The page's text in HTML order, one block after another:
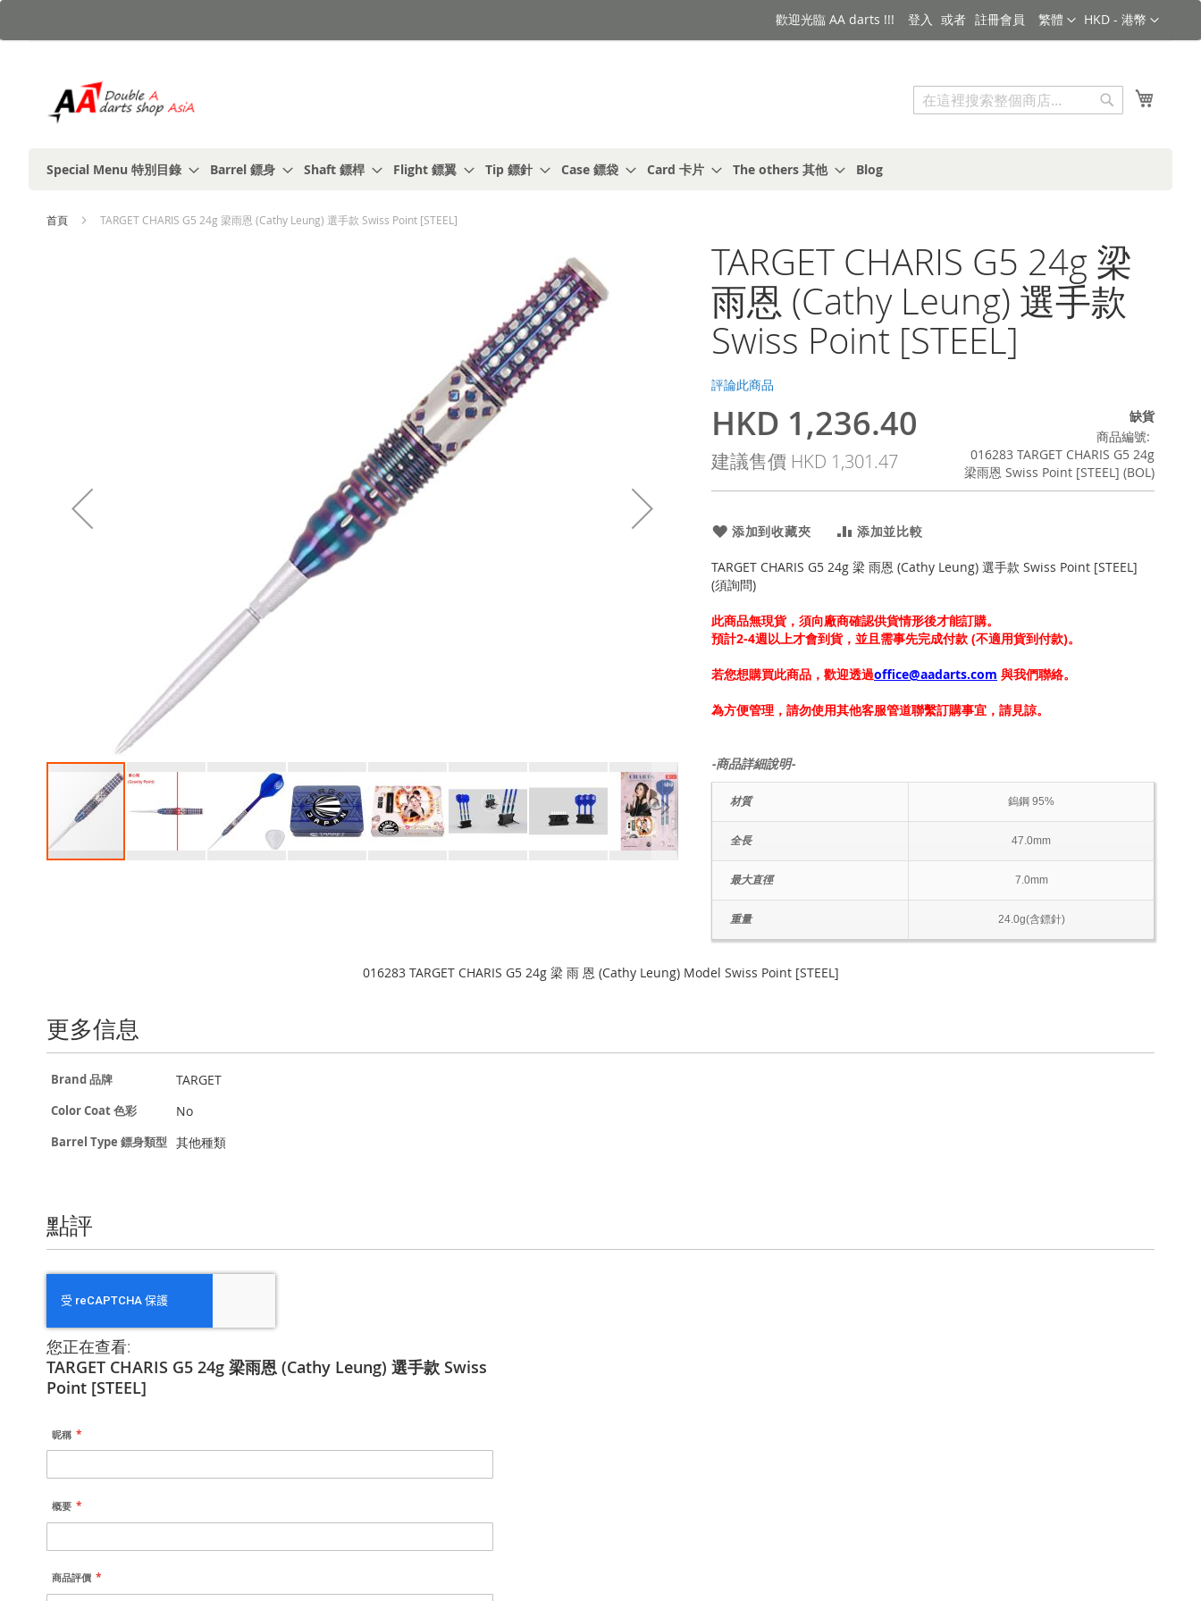
到
金額
HKD - 港幣
語言
繁體
歡迎光臨 AA darts !!! 登入 註冊會員
搜索
Special Menu 特別目錄
Barrel 鏢身 Shaft 鏢桿 Flight 鏢翼 Tip 鏢針 Case 鏢袋 Card 卡片 The others 其他 Blog
首頁 TARGET CHARIS G5 24g 梁雨恩 (Cathy Leung) 選手款 Swiss Point [STEEL]
TARGET CHARIS G5 24g 梁
雨恩 (Cathy Leung) 選手款
Swiss Point [STEEL]
評論此商品
特
殊
價
HKD 1,236.40
建議售價 HKD 1,301.47
缺貨
商品編號
016283 TARGET CHARIS G5 24g
梁雨恩 Swiss Point [STEEL] (BOL)
添加到收藏夾 添加並比較
TARGET CHARIS G5 24g 梁 雨恩 (Cathy Leung) 選手款 Swiss Point [STEEL]
(須詢問)
此商品無現貨，須向廠商確認供貨情形後才能訂購。
預計2-4週以上才會到貨，並且需事先完成付款 (不適用貨到付款)。
若您想購買此商品，歡迎透過office@aadarts.com 與我們聯絡。
為方便管理，請勿使用其他客服管道聯繫訂購事宜，請見諒。
-商品詳細說明-
材質 鎢鋼 95%
全長 47.0mm
最大直徑 7.0mm
重量 24.0g(含鏢針)
016283 TARGET CHARIS G5 24g 梁 雨 恩 (Cathy Leung) Model Swiss Point [STEEL]
更多信息
更
信
Brand 品牌 TARGET
Color Coat 色彩 No
Barrel Type 鏢身類型 其他種類
點評
您正在查看:
TARGET CHARIS G5 24g 梁雨恩 (Cathy Leung) 選手款 Swiss
Point [STEEL]
昵稱
概要
商品評價